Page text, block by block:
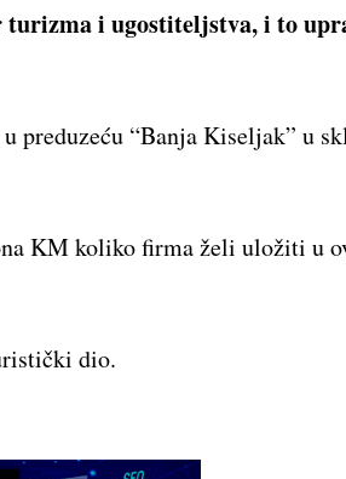
i ugostiteljstva, i to
preduzeću “Banja Kiseljak” u
KM koliko firma želi uložiti u
dio.